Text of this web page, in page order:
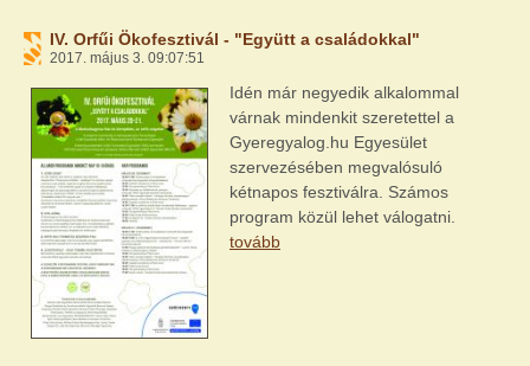
IV. Orfűi Ökofesztivál - "Együtt a családokkal"
2017. május 3. 09:07:51
Idén már negyedik alkalommal
várnak mindenkit szeretettel a
Gyeregyalog.hu Egyesület
szervezésében megvalósuló
kétnapos fesztiválra. Számos
program közül lehet válogatni.
tovább